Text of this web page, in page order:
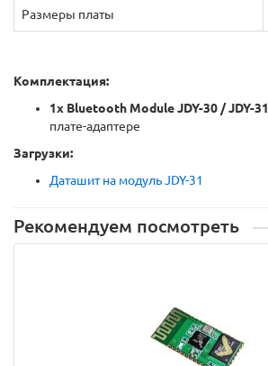
Размеры платы
Комплектация:
1х Bluetooth Module JDY-30 / JDY-31
плате-адаптере
Загрузки:
Даташит на модуль JDY-31
Рекомендуем посмотреть